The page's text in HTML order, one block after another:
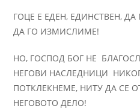
ГОЦЕ Е ЕДЕН, ЕДИНСТВЕН,
ДА ГО ИЗМИСЛИМЕ!
НО, ГОСПОД БОГ НЕ
НЕГОВИ НАСЛЕДНИЦИ
ПОТКЛЕКНЕМЕ, НИТУ ДА СЕ
НЕГОВОТО ДЕЛО!